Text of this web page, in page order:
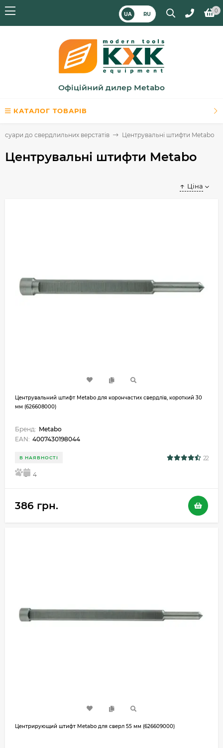
UA RU
0
Офіційний дилер Metabo
КАТАЛОГ ТОВАРІВ
до свердлильних верстатів Центрувальні штифти Metabo
Центрувальні штифти Metabo
Ціна
Центрувальний штифт Metabo для корончастих свердлів, короткий 30
мм (626608000)
Бренд: Metabo
EAN: 4007430198044
В НАЯВНОСТІ 22
5 4
386 грн.
Центрирующий штифт Metabo для сверл 55 мм (626609000)